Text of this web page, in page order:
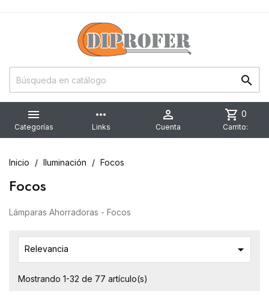


Categorías
more_horiz
Links

Cuenta
shopping_cart 0
Carrito:
Inicio Iluminación Focos
Focos
Lámparas Ahorradoras - Focos
Relevancia 
Mostrando 1-32 de 77 artículo(s)